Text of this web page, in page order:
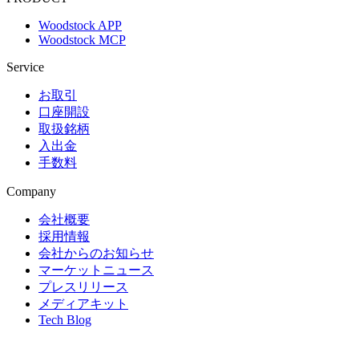
Woodstock APP
Woodstock MCP
Service
お取引
口座開設
取扱銘柄
入出金
手数料
Company
会社概要
採用情報
会社からのお知らせ
マーケットニュース
プレスリリース
メディアキット
Tech Blog